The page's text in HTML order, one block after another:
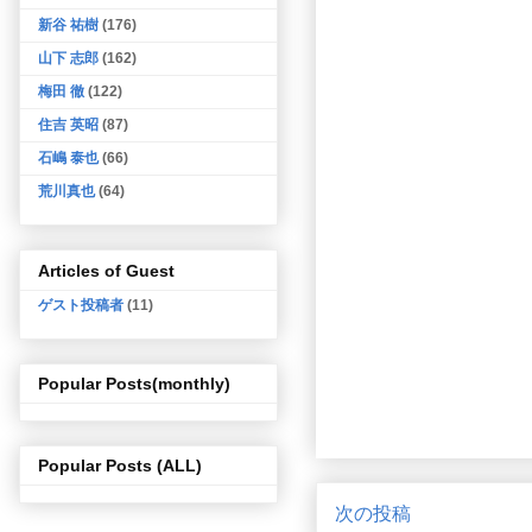
次の投稿
新谷 祐樹 (176)
山下 志郎 (162)
梅田 徹 (122)
住吉 英昭 (87)
石嶋 泰也 (66)
荒川真也 (64)
Articles of Guest
ゲスト投稿者 (11)
Popular Posts(monthly)
Popular Posts (ALL)